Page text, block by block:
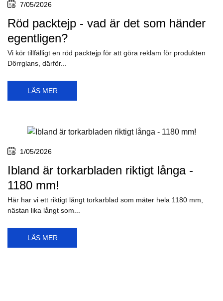
7/05/2026
Röd packtejp - vad är det som händer
egentligen?
Vi kör tillfälligt en röd packtejp för att göra reklam för produkten
Dörrglans, därför...
LÄS MER
1/05/2026
Ibland är torkarbladen riktigt långa -
1180 mm!
Här har vi ett riktigt långt torkarblad som mäter hela 1180 mm,
nästan lika långt som...
LÄS MER